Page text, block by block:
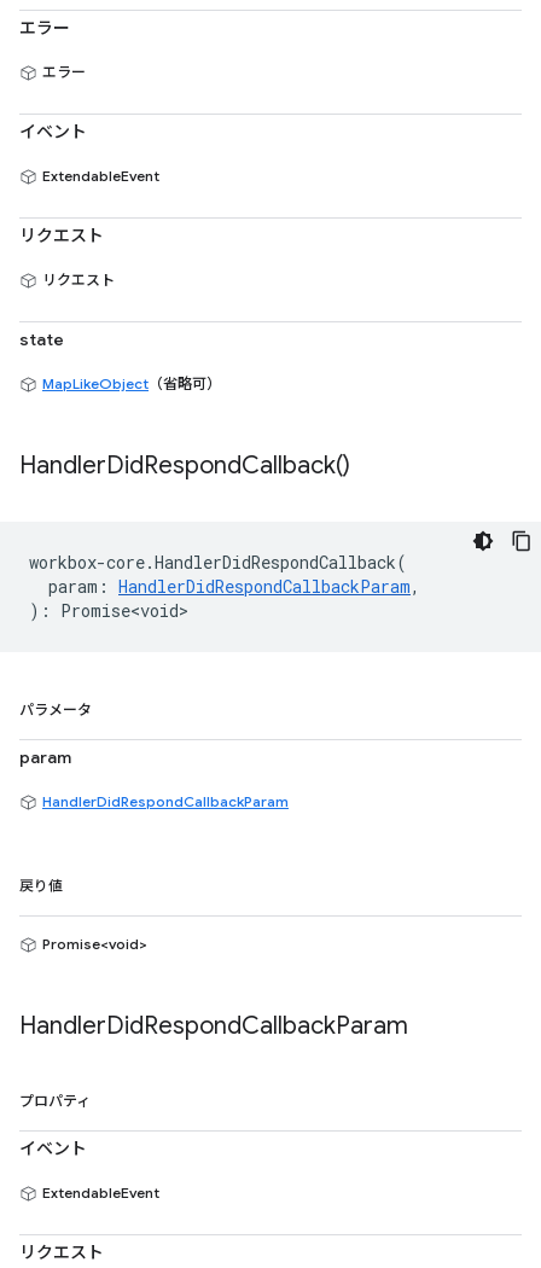
エラー
エラー
イベント
ExtendableEvent
リクエスト
リクエスト
state
MapLikeObject （省略可）
HandlerDidRespondCallback()
workbox-core.HandlerDidRespondCallback(
param : HandlerDidRespondCallbackParam,
) : Promise<void>
パラメータ
param
HandlerDidRespondCallbackParam
戻り値
Promise<void>
HandlerDidRespondCallbackParam
プロパティ
イベント
ExtendableEvent
リクエスト